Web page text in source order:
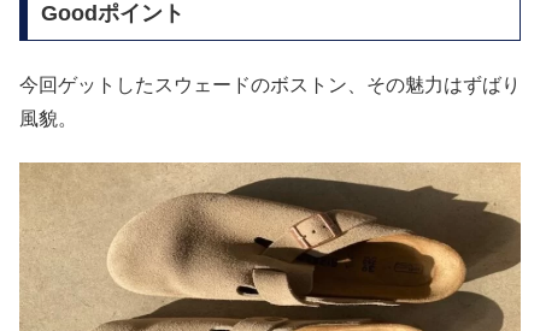
Goodポイント
今回ゲットしたスウェードのボストン、その魅力はずばり
風貌。